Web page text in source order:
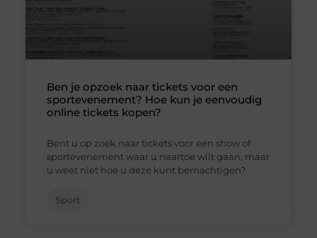
Ben je opzoek naar tickets voor een
sportevenement? Hoe kun je eenvoudig
online tickets kopen?
Bent u op zoek naar tickets voor een show of
sportevenement waar u naartoe wilt gaan, maar
u weet niet hoe u deze kunt bemachtigen?
Sport